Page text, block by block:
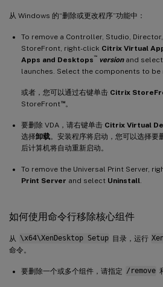
从 Windows 的“删除或更改程序”功能中：
To remove a Controller, Studio,
StoreFront, right-click Citrix Virtual
Apps and Desktops ™ versionand select
launches. Select the components to be
或者，您可以通过右键单击 Citrix
StoreFront™。
要删除 VDA，请右键单击 Citrix Virtual
选择卸载。安装程序将启动，您可以选择要
后计算机将自动重新启动。
To remove the Universal Print Server,
Print Server and select Uninstall
如何使用命令行移除核心组件
从 \x64\XenDesktop Setup 目录，运行
命令。
要删除一个或多个组件，请指定 /remove